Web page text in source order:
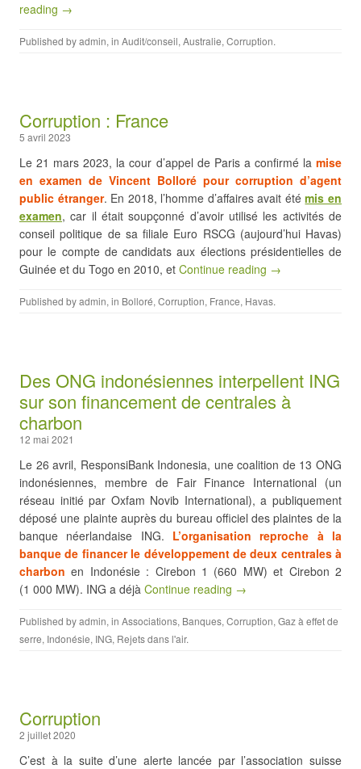
reading →
Published byadmin, in Audit/conseil, Australie, Corruption.
Corruption : France
5 avril 2023
Le 21 mars 2023, la cour d’appel de Paris a confirmé la mise
en examen de Vincent Bolloré pour corruption d’agent
public étranger. En 2018, l’homme d’affaires avait étémis en
examen, car il était soupçonné d’avoir utilisé les activités de
conseil politique de sa filiale Euro RSCG (aujourd’hui Havas)
pour le compte de candidats aux élections présidentielles de
Guinée et du Togo en 2010, et Continue reading →
Published byadmin, in Bolloré, Corruption, France, Havas.
Des ONG indonésiennes interpellent ING
sur son financement de centrales à
charbon
12 mai 2021
Le 26 avril, ResponsiBank Indonesia, une coalition de 13 ONG
indonésiennes, membre de Fair Finance International (un
réseau initié par Oxfam Novib International), a publiquement
déposé une plainte auprès du bureau officiel des plaintes de la
banque néerlandaise ING. L’organisation reproche à la
banque de financer le développement de deux centrales à
charbon en Indonésie : Cirebon 1 (660 MW) et Cirebon 2
(1 000 MW). ING a déjà Continue reading →
Published byadmin, in Associations, Banques, Corruption, Gaz à effet de
serre, Indonésie, ING, Rejets dans l'air.
Corruption
2 juillet 2020
C’est à la suite d’une alerte lancée par l’association suisse